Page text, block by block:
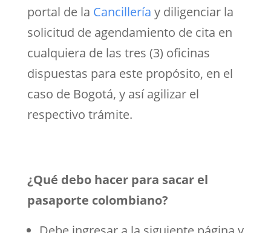
portal de la Cancillería y diligenciar la
solicitud de agendamiento de cita en
cualquiera de las tres (3) oficinas
dispuestas para este propósito, en el
caso de Bogotá, y así agilizar el
respectivo trámite.
¿Qué debo hacer para sacar el
pasaporte colombiano?